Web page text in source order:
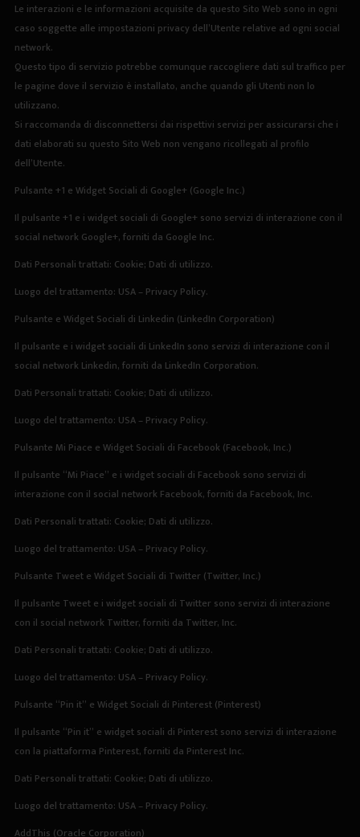
Le interazioni e le informazioni acquisite da questo Sito Web sono in ogni
caso soggette alle impostazioni privacy dell’Utente relative ad ogni social
network.
Questo tipo di servizio potrebbe comunque raccogliere dati sul traffico per
le pagine dove il servizio è installato, anche quando gli Utenti non lo
utilizzano.
Si raccomanda di disconnettersi dai rispettivi servizi per assicurarsi che i
dati elaborati su questo Sito Web non vengano ricollegati al profilo
dell’Utente.
Pulsante +1 e Widget Sociali di Google+ (Google Inc.)
Il pulsante +1 e i widget sociali di Google+ sono servizi di interazione con il
social network Google+, forniti da Google Inc.
Dati Personali trattati: Cookie; Dati di utilizzo.
Luogo del trattamento: USA – Privacy Policy.
Pulsante e Widget Sociali di Linkedin (LinkedIn Corporation)
Il pulsante e i widget sociali di LinkedIn sono servizi di interazione con il
social network Linkedin, forniti da LinkedIn Corporation.
Dati Personali trattati: Cookie; Dati di utilizzo.
Luogo del trattamento: USA – Privacy Policy.
Pulsante Mi Piace e Widget Sociali di Facebook (Facebook, Inc.)
Il pulsante “Mi Piace” e i widget sociali di Facebook sono servizi di
interazione con il social network Facebook, forniti da Facebook, Inc.
Dati Personali trattati: Cookie; Dati di utilizzo.
Luogo del trattamento: USA – Privacy Policy.
Pulsante Tweet e Widget Sociali di Twitter (Twitter, Inc.)
Il pulsante Tweet e i widget sociali di Twitter sono servizi di interazione
con il social network Twitter, forniti da Twitter, Inc.
Dati Personali trattati: Cookie; Dati di utilizzo.
Luogo del trattamento: USA – Privacy Policy.
Pulsante “Pin it” e Widget Sociali di Pinterest (Pinterest)
Il pulsante “Pin it” e widget sociali di Pinterest sono servizi di interazione
con la piattaforma Pinterest, forniti da Pinterest Inc.
Dati Personali trattati: Cookie; Dati di utilizzo.
Luogo del trattamento: USA – Privacy Policy.
AddThis (Oracle Corporation)